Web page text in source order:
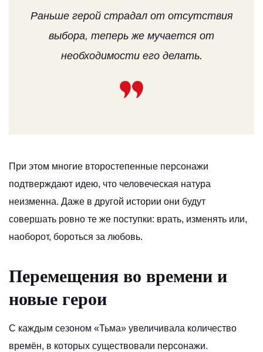
Раньше герой страдал от отсутствия
выбора, теперь же мучается от
необходимости его делать.
При этом многие второстепенные персонажи
подтверждают идею, что человеческая натура
неизменна. Даже в другой истории они будут
совершать ровно те же поступки: врать, изменять или,
наоборот, бороться за любовь.
Перемещения во времени и
новые герои
С каждым сезоном «Тьма» увеличивала количество
времён, в которых существовали персонажи.